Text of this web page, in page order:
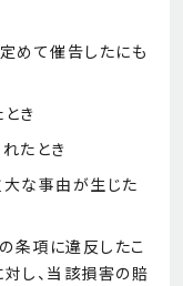
めて催告したにも
き
たとき
な事由が生じた
条項に違反したこ
し、当該損害の賠